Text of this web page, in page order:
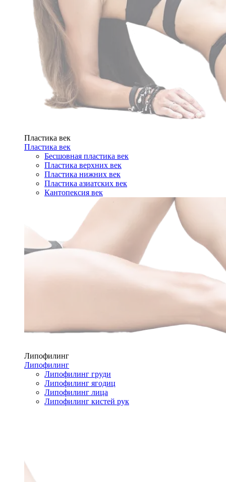
Пластика век
Пластика век
Бесшовная пластика век
Пластика верхних век
Пластика нижних век
Пластика азиатских век
Кантопексия век
Липофилинг
Липофилинг
Липофилинг груди
Липофилинг ягодиц
Липофилинг лица
Липофилинг кистей рук